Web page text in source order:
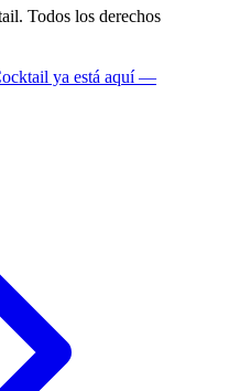
Todos los derechos
ya está aquí —